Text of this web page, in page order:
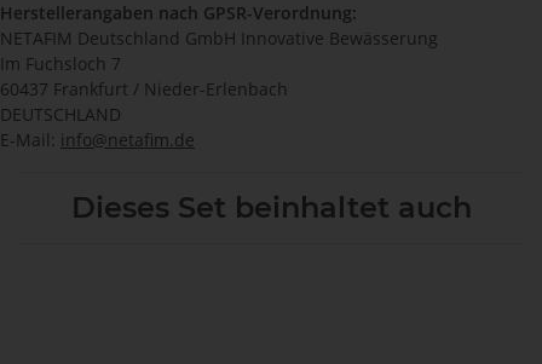
Herstellerangaben nach GPSR-Verordnung:
NETAFIM Deutschland GmbH Innovative Bewässerung
Im Fuchsloch 7
60437 Frankfurt / Nieder-Erlenbach
DEUTSCHLAND
E-Mail: info@netafim.de
Dieses Set beinhaltet auch